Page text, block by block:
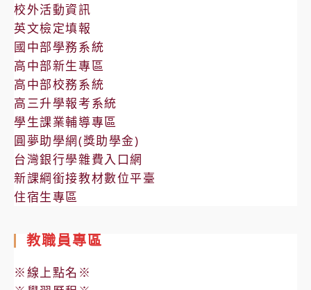
校外活動資訊
英文檢定填報
國中部學務系統
高中部新生專區
高中部校務系統
高三升學報考系統
學生課業輔導專區
圓夢助學網(獎助學金)
台灣銀行學雜費入口網
新課綱銜接教材數位平臺
住宿生專區
教職員專區
※線上點名※